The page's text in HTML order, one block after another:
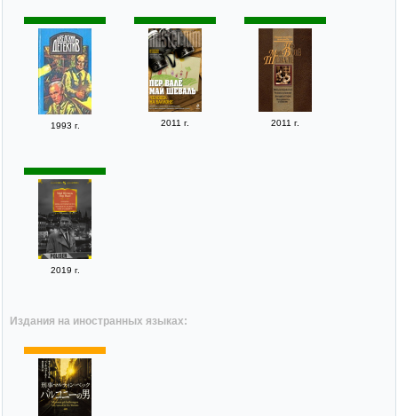
1993 г. 2011 г. 2011 г.
2019 г.
Издания на иностранных языках: